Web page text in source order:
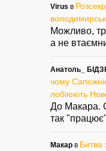
Virus в
Можливо,
а не
Анатоль_
чому
лобіюють
До Макара.
так
Макар в Битва